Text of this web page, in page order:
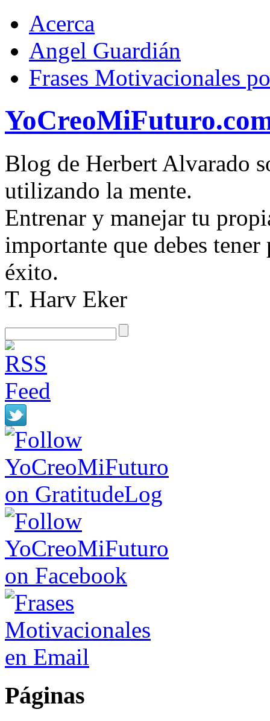
Acerca
Angel Guardián
Frases Motivacionales
Blog de Herbert Alvarado
utilizando la mente.
Entrenar y manejar tu
importante que debes
éxito.
T. Harv Eker
Páginas